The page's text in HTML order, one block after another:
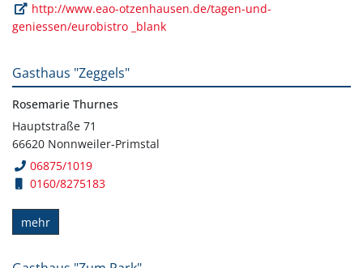
http://www.eao-otzenhausen.de/tagen-und-
geniessen/eurobistro _blank
Gasthaus "Zeggels"
Rosemarie Thurnes
Hauptstraße 71
66620 Nonnweiler-Primstal
06875/1019
0160/8275183
mehr